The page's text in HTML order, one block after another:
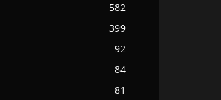
582
399
92
84
81